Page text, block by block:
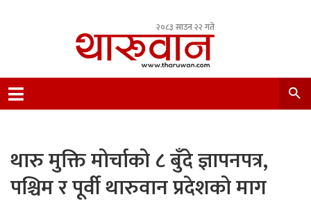
२०८३ साउन २२ गते
Nepal.
थारु मुक्ति मोर्चाको ८ बुँदे ज्ञापनपत्र,
पश्चिम र पूर्वी थारुवान प्रदेशको माग